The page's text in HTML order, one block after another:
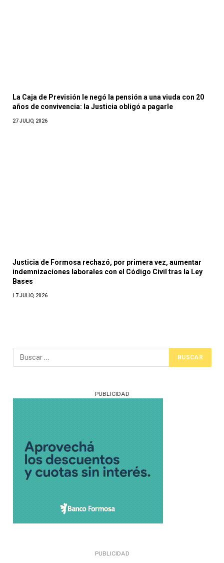
La Caja de Previsión le negó la pensión a una viuda con 20
años de convivencia: la Justicia obligó a pagarle
27 JULIO, 2026
Justicia de Formosa rechazó, por primera vez, aumentar
indemnizaciones laborales con el Código Civil tras la Ley
Bases
17 JULIO, 2026
PUBLICIDAD
PUBLICIDAD